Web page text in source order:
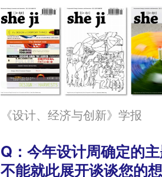
《设计、经济与创新》学报
Q：今年设计周确定的
不能就此展开谈谈您的